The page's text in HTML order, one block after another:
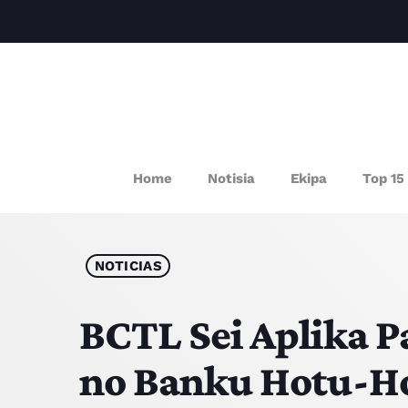
Home Notisia Ekipa Top 15
NOTICIAS
BCTL Sei Aplika
no Banku Hotu-